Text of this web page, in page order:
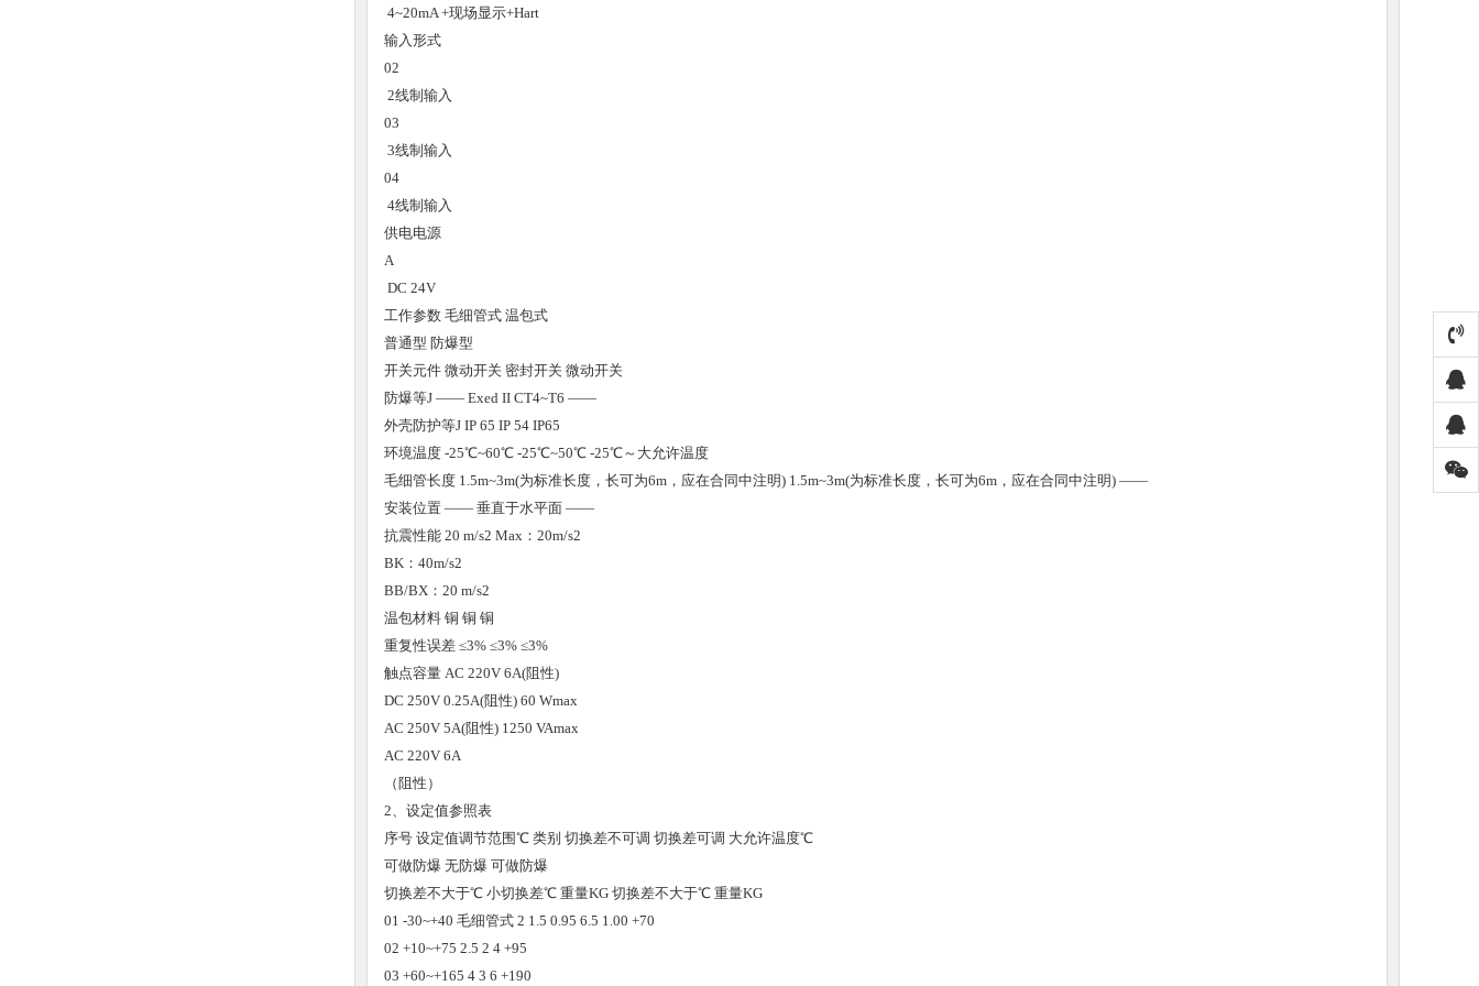
4~20mA +现场显示+Hart
输入形式
02
2线制输入
03
3线制输入
04
4线制输入
供电电源
A
DC 24V
工作参数 毛细管式 温包式
普通型 防爆型
开关元件 微动开关 密封开关 微动开关
防爆等J —— Exed II CT4~T6 ——
外壳防护等J IP 65 IP 54 IP65
环境温度 -25℃~60℃ -25℃~50℃ -25℃～大允许温度
毛细管长度 1.5m~3m(为标准长度，长可为6m，应在合同中注明) 1.5m~3m(为标准长度，长可为6m，应在合同中注明) ——
安装位置 —— 垂直于水平面 ——
抗震性能 20 m/s2 Max：20m/s2
BK：40m/s2
BB/BX：20 m/s2
温包材料 铜 铜 铜
重复性误差 ≤3% ≤3% ≤3%
触点容量 AC 220V 6A(阻性)
DC 250V 0.25A(阻性) 60 Wmax
AC 250V 5A(阻性) 1250 VAmax
AC 220V 6A
（阻性）
2、设定值参照表
序号 设定值调节范围℃ 类别 切换差不可调 切换差可调 大允许温度℃
可做防爆 无防爆 可做防爆
切换差不大于℃ 小切换差℃ 重量KG 切换差不大于℃ 重量KG
01 -30~+40 毛细管式 2 1.5 0.95 6.5 1.00 +70
02 +10~+75 2.5 2 4 +95
03 +60~+165 4 3 6 +190